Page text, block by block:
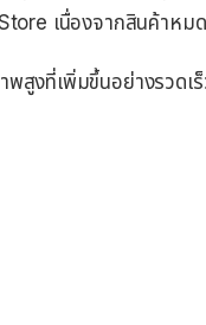
เนื่องจากสินค้าหมด
สูงที่เพิ่มขึ้นอย่างรวดเ